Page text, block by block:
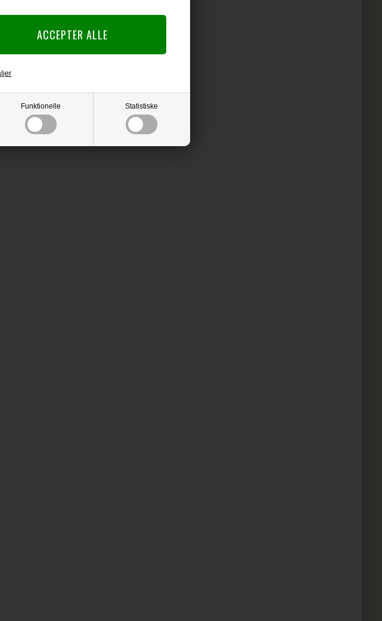
Funktionelle Statistiske